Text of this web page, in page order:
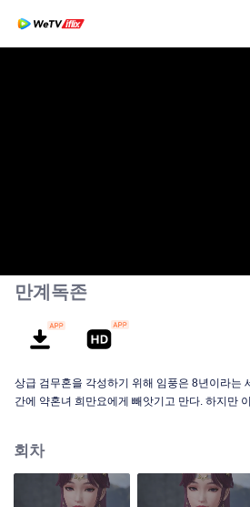
만계독존
상급 검무혼을 각성하기 위해 임풍은 8년이라는
간에 약혼녀 희만요에게 빼앗기고 만다. 하지만
감을 회복하고, 세상 밖으로 나가 눈앞에 놓인 겹
의 존경을 받는 무도의 최강자로 거듭난다.
회차